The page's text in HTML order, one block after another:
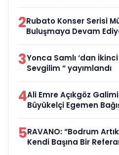
2Rubato Konser Serisi
Buluşmaya Devam
3Yonca Samlı ‘dan
Sevgilim “ yayımlandı
4Ali Emre Açıkgöz
Büyükelçi Egemen
5RAVANO: “Bodrum
Kendi Başına Bir